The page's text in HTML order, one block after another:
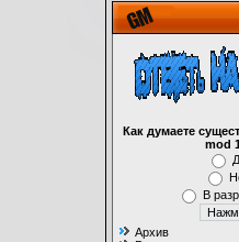
Как думаете
mod
В
Архив